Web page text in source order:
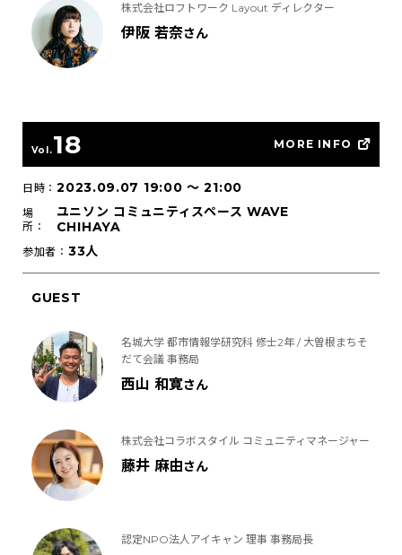
株式会社ロフトワーク Layout ディレクター
伊阪 若奈さん
Vol.18 MORE INFO
日時：2023.09.07 19:00〜 21:00
場
所：
ユニソン コミュニティスペース WAVE
CHIHAYA
参加者： 33人
GUEST
名城大学 都市情報学研究科 修士2年 / 大曽根まちそ
だて会議 事務局
西山 和寛さん
株式会社コラボスタイル コミュニティマネージャー
藤井 麻由さん
認定NPO法人アイキャン 理事 事務局長